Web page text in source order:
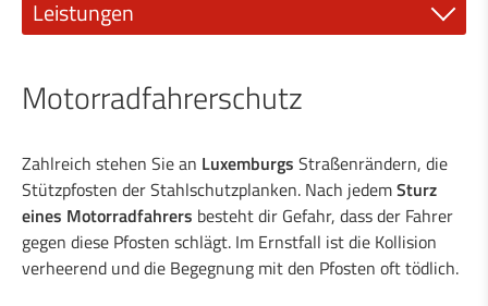
Leistungen
Leistungen für die Industrie
Motorradfahrerschutz
Zahlreich stehen Sie an Luxemburgs Straßenrändern, die
Stützpfosten der Stahlschutzplanken. Nach jedemSturz
eines Motorradfahrers besteht dir Gefahr, dass der Fahrer
gegen diese Pfosten schlägt. Im Ernstfall ist die Kollision
verheerend und die Begegnung mit den Pfosten oft tödlich.